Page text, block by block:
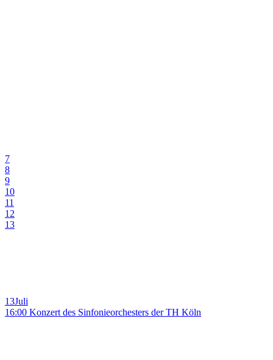
7
8
9
10
11
12
13
13Juli
16:00 Konzert des Sinfonieorchesters der TH Köln